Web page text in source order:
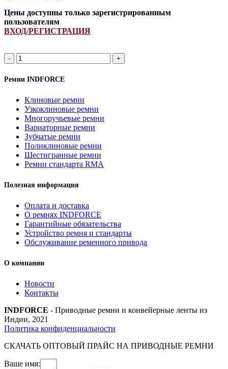
Цены доступны только зарегистрированным
пользователям
ВХОД/РЕГИСТРАЦИЯ
2HB
2750Lp/
2762La
(PCM
ремень
многоручьевой
INDFORCE
Unlimit
quantity
Ремни INDFORCE
Клиновые ремни
Узкоклиновые ремни
Многоручьевые ремни
Вариаторные ремни
Зубчатые ремни
Поликлиновые ремни
Шестигранные ремни
Ремни стандарта RMA
Полезная информация
Оплата и доставка
О ремнях INDFORCE
Гарантийные обязательства
Устройство ремня и стандарты
Обслуживание ременного привода
О компании
Новости
Контакты
INDFORCE - Приводные ремни и конвейерные ленты из
Индии, 2021
Политика конфиденциальности
СКАЧАТЬ ОПТОВЫЙ ПРАЙС НА ПРИВОДНЫЕ РЕМНИ
Ваше имя: